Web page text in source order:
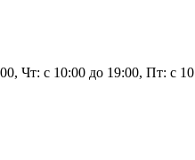
Чт: с 10:00 до 19:00, Пт: с